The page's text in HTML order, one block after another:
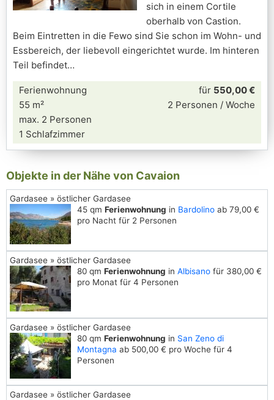
sich in einem Cortile
oberhalb von Castion.
Beim Eintretten in die Fewo sind Sie schon im Wohn- und
Essbereich, der liebevoll eingerichtet wurde. Im hinteren
Teil befindet
Ferienwohnung
55 m²
max. 2 Personen
1 Schlafzimmer
für 550,00 €
2 Personen / Woche
Objekte in der Nähe von Cavaion
Gardasee » östlicher Gardasee
45 qm Ferienwohnung in Bardolino ab 79,00 €
pro Nacht für 2 Personen
Gardasee » östlicher Gardasee
80 qm Ferienwohnung in Albisano für 380,00 €
pro Monat für 4 Personen
Gardasee » östlicher Gardasee
80 qm Ferienwohnung in San Zeno di
Montagna ab 500,00 € pro Woche für 4
Personen
Gardasee » östlicher Gardasee